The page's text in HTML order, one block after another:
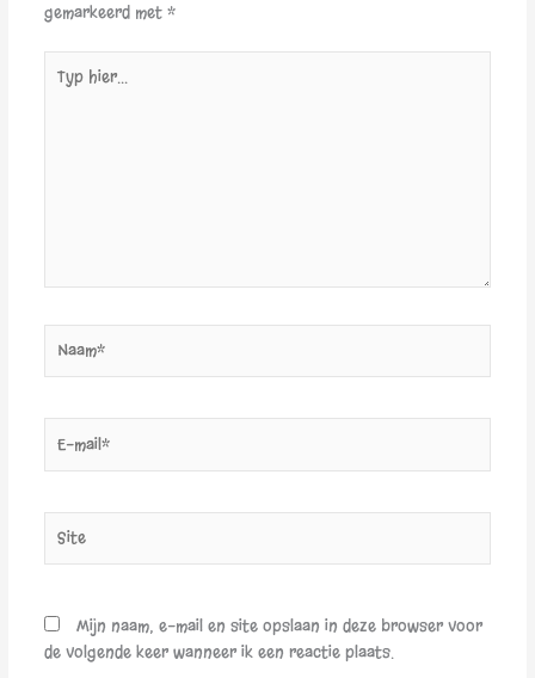
gemarkeerd met *
hier...
mail*
Mijn naam, e-mail en site opslaan in deze browser voor
de volgende keer wanneer ik een reactie plaats.